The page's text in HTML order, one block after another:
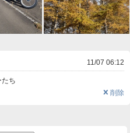
11/07 06:12
ち
❌ 削除